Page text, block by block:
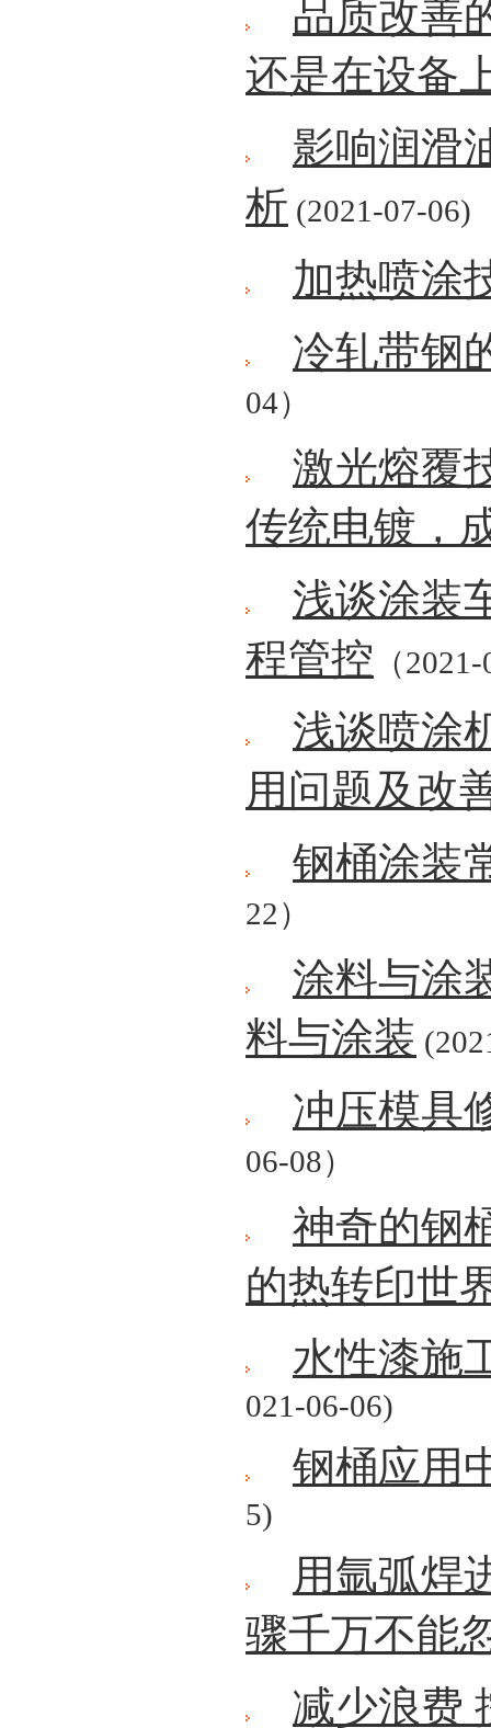
品质改善
还是在设备
影响润滑
析 (2021-07-06)
加热喷涂
冷轧带钢
04）
激光熔覆
传统电镀，
浅谈涂装
程管控 （
浅谈喷涂
用问题及改
钢桶涂装
22）
涂料与涂
料与涂装
冲压模具
06-08）
神奇的钢
的热转印世
水性漆施
021-06-06)
钢桶应用
5)
用氩弧焊
骤千万不能
减少浪费